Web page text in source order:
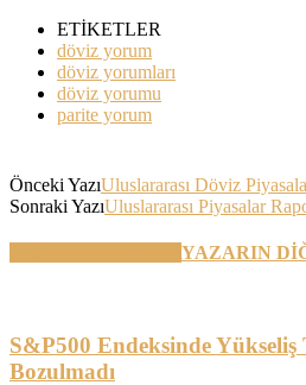
ETİKETLER
döviz yorum
döviz yorumları
döviz yorumu
parite yorum
Önceki YazıUluslararası Döviz
Sonraki YazıUluslararası Piyasalar
YAZARIN
S&P500 Endeksinde
Bozulmadı